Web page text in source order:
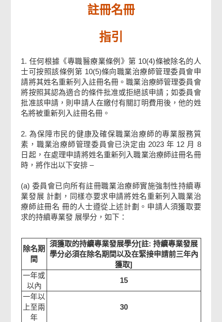
檢查及確認
確認通知書
註冊名冊
指引
1. 任何根據《專職醫療業條例》第 10(4)條被除名的人
士可按照該條例第 10(5)條向職業治療師管理委員會申
請將其姓名重新列入註冊名冊。職業治療師管理委員會
將按照其認為適合的條件批准或拒絕該申請；如委員會
批准該申請，則申請人在繳付有關訂明費用後，他的姓
名將被重新列入註冊名冊。
2. 為保障市民的健康及確保職業治療師的專業服務質
素，職業治療師管理委員會已決定由 2023 年 12 月 8
日起，在處理申請將姓名重新列入職業治療師註冊名冊
時，將作出以下安排 –
(a) 委員會已向所有註冊職業治療師實施強制性持續專
業發展 計劃，同樣亦要求申請將姓名重新列入職業治
療師註冊名 冊的人士遵從上述計劃。申請人須獲取要
求的持續專業發 展學分，如下：
除名期
間
須獲取的持續專業發展學分[註: 持續專業發展
學分必須在除名期間以及在緊接申請前三年內
獲取]
一年或
以內
15
一年以
上至兩
年
30